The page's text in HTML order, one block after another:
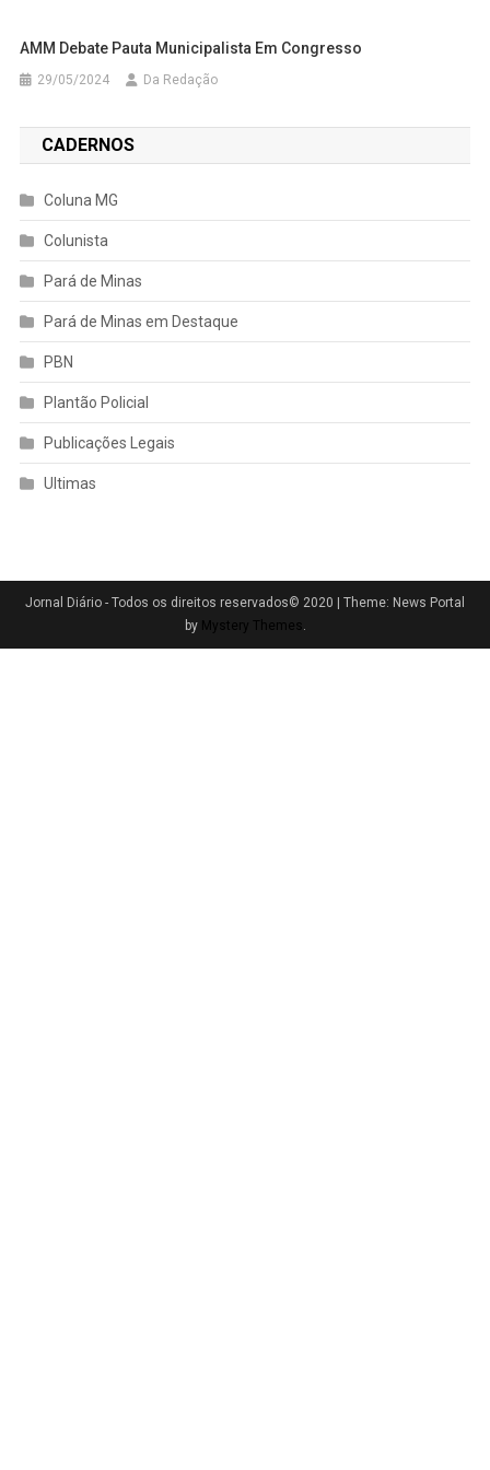
AMM Debate Pauta Municipalista Em Congresso
29/05/2024 Da Redação
CADERNOS
Coluna MG
Colunista
Pará de Minas
Pará de Minas em Destaque
PBN
Plantão Policial
Publicações Legais
Ultimas
Jornal Diário - Todos os direitos reservados© 2020
Theme: News Portal
by Mystery Themes .